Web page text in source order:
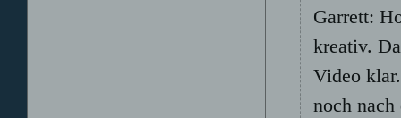
Garrett:
kreativ.
Video
noch